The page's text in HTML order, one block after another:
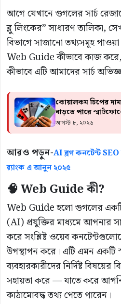
আগে যেখানে গুগলের সার্চ
ব্লু লিংকের” সাধারণ তালিকা,
বিভাগে সাজানো তথ্যসমূহ
Web Guide কীভাবে কাজ
কীভাবে এটি আমাদের সার্চ
কোয়ালকম চিপের
বাড়তে পারে
আগস্ট ৮, ২০২৬
আরও পড়ুন-AI ব্লগ কনটেন্ট
র‍্যাংক এ আনুন ২০২৫
🧠 Web Guide কী?
Web Guide হলো গুগলের
(AI) প্রযুক্তির মাধ্যমে আপনার
করে সংশ্লিষ্ট ওয়েব
উপস্থাপন করে। এটি এমন একটি
ব্যবহারকারীদের নির্দিষ্ট
সহায়তা করে — যাতে করে আপনি
কাঠামোবদ্ধ তথ্য পেতে পারেন।